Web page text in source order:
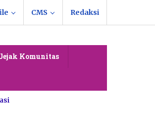
CMS Redaksi
Komunitas